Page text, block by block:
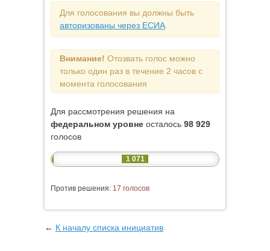
Для голосования вы должны быть
авторизованы через ЕСИА
Внимание! Отозвать голос можно
только один раз в течение 2 часов с
момента голосования
Для рассмотрения решения на
федеральном уровне осталось 98 929
голосов
1 071
Против решения: 17 голосов
← К началу списка инициатив